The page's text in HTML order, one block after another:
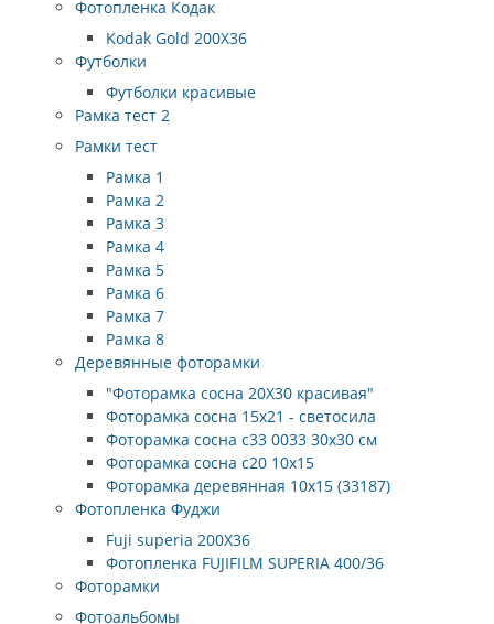
Фотопленка Кодак
Kodak Gold 200X36
Футболки
Футболки красивые
Рамка тест 2
Рамки тест
Рамка 1
Рамка 2
Рамка 3
Рамка 4
Рамка 5
Рамка 6
Рамка 7
Рамка 8
Деревянные фоторамки
"Фоторамка сосна 20Х30 красивая"
Фоторамка сосна 15х21 - светосила
Фоторамка сосна с33 0033 30х30 см
Фоторамка сосна c20 10х15
Фоторамка деревянная 10x15 (33187)
Фотопленка Фуджи
Fuji superia 200X36
Фотопленка FUJIFILM SUPERIA 400/36
Фоторамки
Фотоальбомы